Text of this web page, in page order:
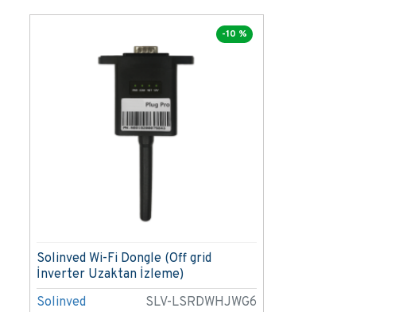
-10 %
Solinved SLV-LSRDWHJWG6
Solinved Wi-Fi Dongle (Off grid
İnverter Uzaktan İzleme)